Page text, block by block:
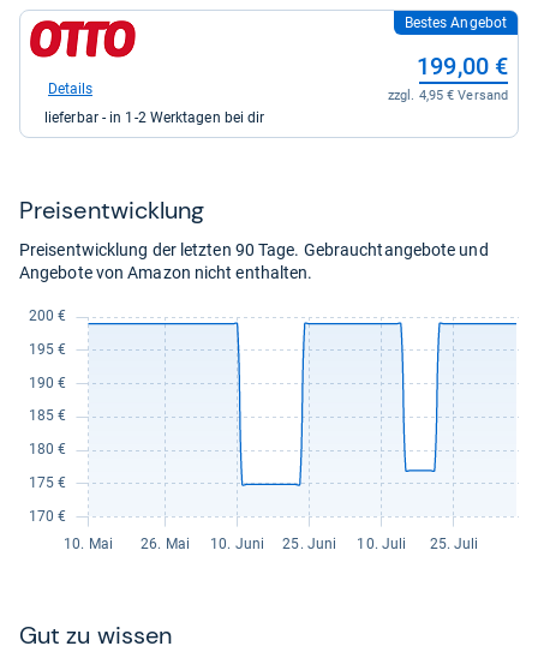
zum
Shop:
Otto.de
199,00
kaufen.
Bestes Angebot
199,00 €
zzgl. 4,95 € Versand
Details
lieferbar - in 1-2 Werktagen bei dir
Preis­ent­wick­lung
Preisentwicklung der letzten 90 Tage. Gebrauchtangebote und
Angebote von Amazon nicht enthalten.
Gut zu wis­sen